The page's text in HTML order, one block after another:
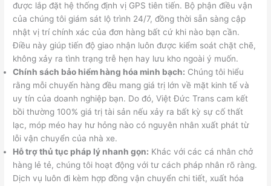
được lắp đặt hệ thống định vị GPS tiên tiến. Bộ phận điều vận
của chúng tôi giám sát lộ trình 24/7, đồng thời sẵn sàng cập
nhật vị trí chính xác của đơn hàng bất cứ khi nào bạn cần.
Điều này giúp tiến độ giao nhận luôn được kiểm soát chặt chẽ,
không xảy ra tình trạng trễ hẹn hay lưu kho ngoài ý muốn.
Chính sách bảo hiểm hàng hóa minh bạch: Chúng tôi hiểu
rằng mỗi chuyến hàng đều mang giá trị lớn về mặt kinh tế và
uy tín của doanh nghiệp bạn. Do đó, Việt Đức Trans cam kết
bồi thường 100% giá trị tài sản nếu xảy ra bất kỳ sự cố thất
lạc, móp méo hay hư hỏng nào có nguyên nhân xuất phát từ
lỗi vận chuyển của nhà xe.
Hỗ trợ thủ tục pháp lý nhanh gọn: Khác với các cá nhân chở
hàng lẻ tẻ, chúng tôi hoạt động với tư cách pháp nhân rõ ràng.
Dịch vụ luôn đi kèm hợp đồng vận chuyển chi tiết, xuất hóa